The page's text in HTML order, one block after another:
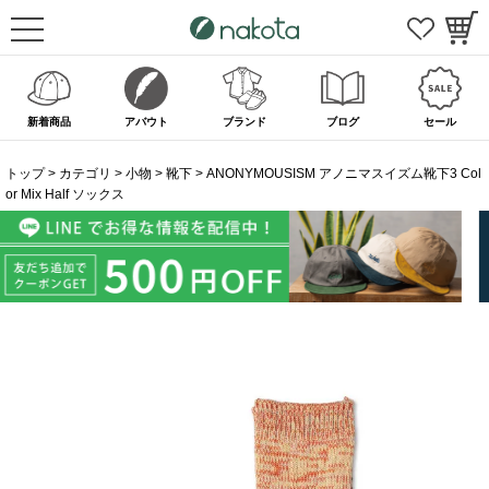
新着商品 アバウト ブランド ブログ セール
トップ カテゴリ 小物 靴下
ANONYMOUSISM アノニマスイズム靴下3 Col
or Mix Half ソックス